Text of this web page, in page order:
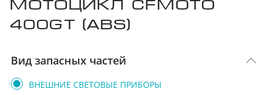
МОТОЦИКЛ CFMOTO
400GT (ABS)
Вид запасных частей
ВНЕШНИЕ СВЕТОВЫЕ ПРИБОРЫ
Имя
Я соглашаюсь сПолитикой обработки
Хорошо